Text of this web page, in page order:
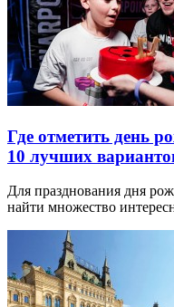
Где отметить день
10 лучших
Для празднования дня
найти множество